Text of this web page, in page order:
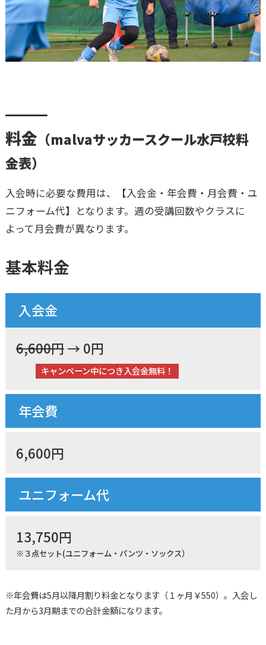
料金 （malvaサッカースクール水戸校料
金表）
入会時に必要な費用は、【入会金・年会費・月会費・ユ
ニフォーム代】となります。週の受講回数やクラスに
よって月会費が異なります。
基本料金
入会金
6,600円→ 0円
キャンペーン中につき入会金無料！
年会費
6,600円
ユニフォーム代
13,750円
※３点セット(ユニフォーム・パンツ・ソックス）
※年会費は5月以降月割り料金となります（１ヶ月￥550）。入会し
た月から3月期までの合計金額になります。